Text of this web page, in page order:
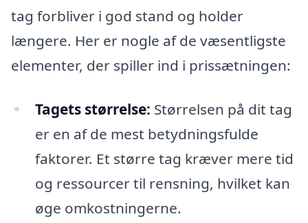
tag forbliver i god stand og holder
længere. Her er nogle af de væsentligste
elementer, der spiller ind i prissætningen:
Tagets størrelse: Størrelsen på dit tag
er en af de mest betydningsfulde
faktorer. Et større tag kræver mere tid
og ressourcer til rensning, hvilket kan
øge omkostningerne.